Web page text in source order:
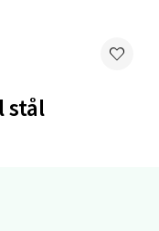
stål
Mo i Rana